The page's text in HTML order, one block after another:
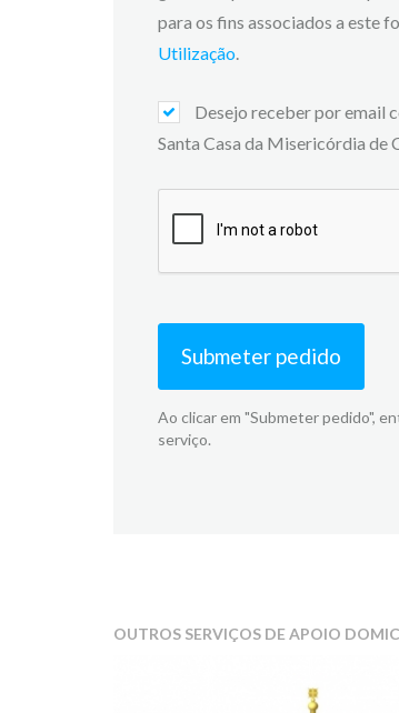
para os fins associados a este
Utilização.
Desejo receber por email
Santa Casa da Misericórdia de
Submeter pedido
Ao clicar em "Submeter pedido",
serviço.
OUTROS SERVIÇOS DE APOIO